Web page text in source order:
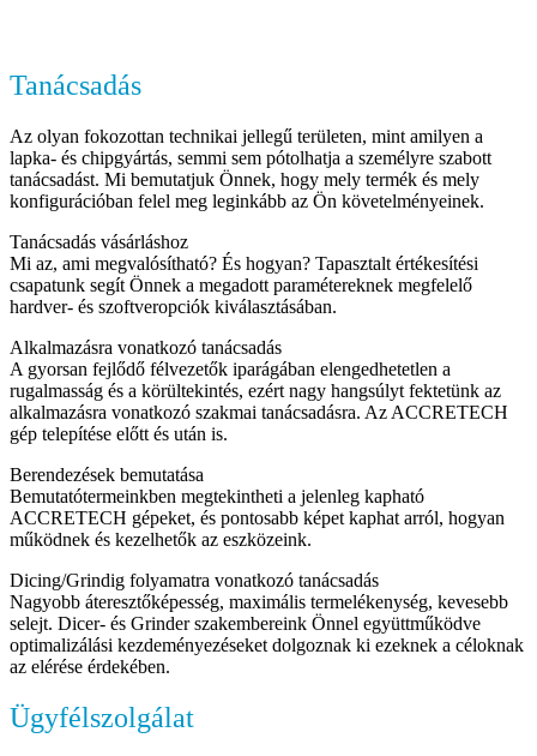
Tanácsadás
Az olyan fokozottan technikai jellegű területen, mint amilyen a
lapka- és chipgyártás, semmi sem pótolhatja a személyre szabott
tanácsadást. Mi bemutatjuk Önnek, hogy mely termék és mely
konfigurációban felel meg leginkább az Ön követelményeinek.
Tanácsadás vásárláshoz
Mi az, ami megvalósítható? És hogyan? Tapasztalt értékesítési
csapatunk segít Önnek a megadott paramétereknek megfelelő
hardver- és szoftveropciók kiválasztásában.
Alkalmazásra vonatkozó tanácsadás
A gyorsan fejlődő félvezetők iparágában elengedhetetlen a
rugalmasság és a körültekintés, ezért nagy hangsúlyt fektetünk az
alkalmazásra vonatkozó szakmai tanácsadásra. Az ACCRETECH
gép telepítése előtt és után is.
Berendezések bemutatása
Bemutatótermeinkben megtekintheti a jelenleg kapható
ACCRETECH gépeket, és pontosabb képet kaphat arról, hogyan
működnek és kezelhetők az eszközeink.
Dicing/Grindig folyamatra vonatkozó tanácsadás
Nagyobb áteresztőképesség, maximális termelékenység, kevesebb
selejt. Dicer- és Grinder szakembereink Önnel együttműködve
optimalizálási kezdeményezéseket dolgoznak ki ezeknek a céloknak
az elérése érdekében.
Ügyfélszolgálat